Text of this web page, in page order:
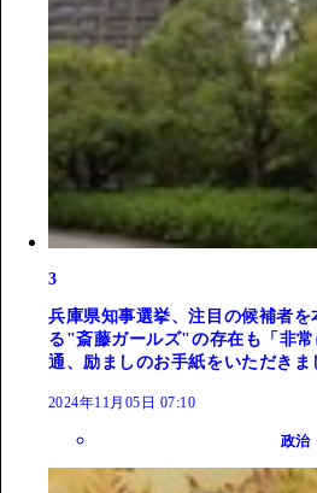
3
兵庫県知事選挙、注目の候補者
る"斎藤ガールズ"の存在も「非
通、励ましのお手紙をいただきま
2024年11月05日 07:10
政治